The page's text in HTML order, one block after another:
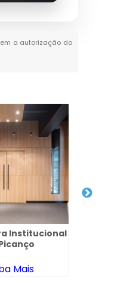
a autorização do
Institucional
Mais